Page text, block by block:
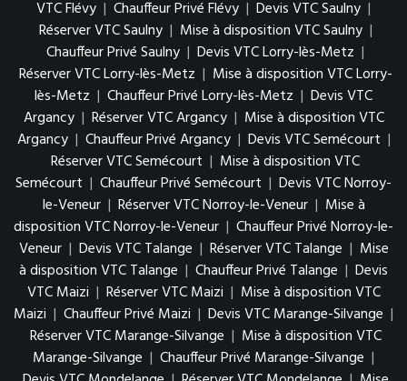
VTC Flévy | Chauffeur Privé Flévy | Devis VTC Saulny |
Réserver VTC Saulny | Mise à disposition VTC Saulny |
Chauffeur Privé Saulny | Devis VTC Lorry-lès-Metz |
Réserver VTC Lorry-lès-Metz | Mise à disposition VTC Lorry-
lès-Metz | Chauffeur Privé Lorry-lès-Metz | Devis VTC
Argancy | Réserver VTC Argancy | Mise à disposition VTC
Argancy | Chauffeur Privé Argancy | Devis VTC Semécourt |
Réserver VTC Semécourt | Mise à disposition VTC
Semécourt | Chauffeur Privé Semécourt | Devis VTC Norroy-
le-Veneur | Réserver VTC Norroy-le-Veneur | Mise à
disposition VTC Norroy-le-Veneur | Chauffeur Privé Norroy-le-
Veneur | Devis VTC Talange | Réserver VTC Talange | Mise
à disposition VTC Talange | Chauffeur Privé Talange | Devis
VTC Maizi | Réserver VTC Maizi | Mise à disposition VTC
Maizi | Chauffeur Privé Maizi | Devis VTC Marange-Silvange |
Réserver VTC Marange-Silvange | Mise à disposition VTC
Marange-Silvange | Chauffeur Privé Marange-Silvange |